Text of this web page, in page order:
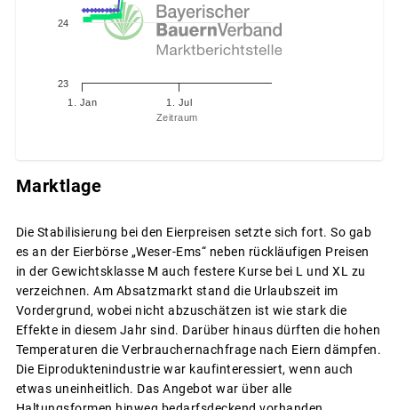
Zeitraum
1. Jan 1. Jul
23
24
Marktlage
Die Stabilisierung bei den Eierpreisen setzte sich fort. So gab
es an der Eierbörse „Weser-Ems“ neben rückläufigen Preisen
in der Gewichtsklasse M auch festere Kurse bei L und XL zu
verzeichnen. Am Absatzmarkt stand die Urlaubszeit im
Vordergrund, wobei nicht abzuschätzen ist wie stark die
Effekte in diesem Jahr sind. Darüber hinaus dürften die hohen
Temperaturen die Verbrauchernachfrage nach Eiern dämpfen.
Die Eiproduktenindustrie war kaufinteressiert, wenn auch
etwas uneinheitlich. Das Angebot war über alle